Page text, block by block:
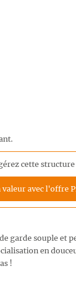
cette structure
avec l'offre
garde souple et
en
!